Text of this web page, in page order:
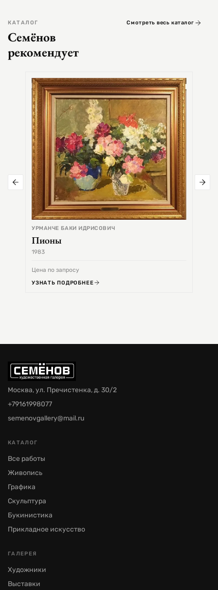
КАТАЛОГ
Семёнов
рекомендует
Смотреть весь каталог
УРМАНЧЕ БАКИ ИДРИСОВИЧ
Пионы
1983
Цена по запросу
УЗНАТЬ ПОДРОБНЕЕ
Москва, ул. Пречистенка, д. 30/2
+79161998077
semenovgallery@mail.ru
КАТАЛОГ
Все работы
Живопись
Графика
Скульптура
Букинистика
Прикладное искусство
ГАЛЕРЕЯ
Художники
Выставки